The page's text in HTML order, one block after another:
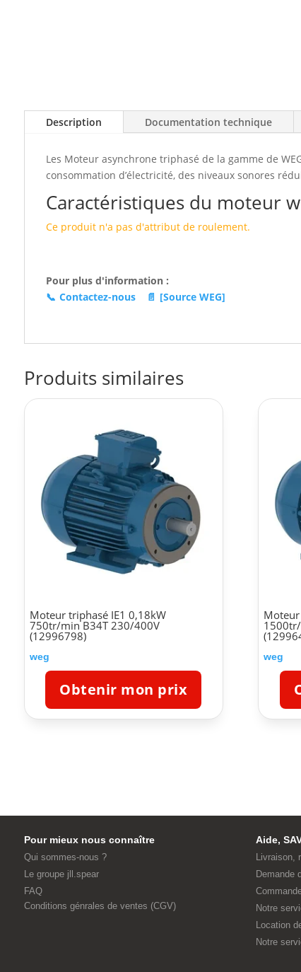
Description Documentation technique
Les Moteur asynchrone triphasé de la gamme de
consommation d’électricité, des niveaux sonores
Caractéristiques du moteur
Ce produit n'a pas d'attribut de roulement.
Pour plus d'information :
📞 Contactez-nous 📄 [Source WEG]
Produits similaires
Moteur triphasé IE1 0,18kW
750tr/min B34T 230/400V
(12996798)
weg
Obtenir mon prix
weg
Pour mieux nous connaître
Qui sommes-nous ?
Le groupe jll.spear
FAQ
Conditions génrales de ventes (CGV)
Aide,
Livraison,
Demande
Notre
Location
Notre